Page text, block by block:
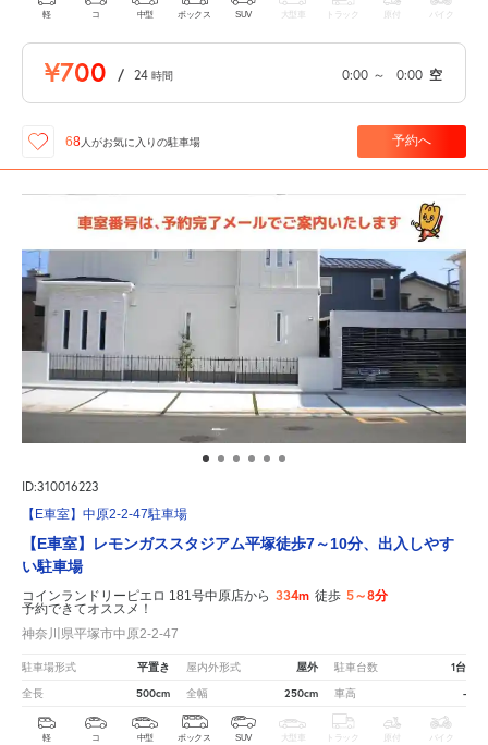
軽 コ 中型 ボックス SUV 大型車 トラック 原付 バイク
¥700 / 24 時間 0:00 ～ 0:00 空
68 人がお気に入りの駐車場 予約へ
ID:310016223
【E車室】中原2-2-47駐車場
【E車室】レモンガススタジアム平塚徒歩7～10分、出入しやす
い駐車場
コインランドリーピエロ 181号中原店から 334m 徒歩 5～8分
予約できてオススメ！
神奈川県平塚市中原2-2-47
駐車場形式 平置き 屋内外形式 屋外 駐車台数 1台
全長 500cm 全幅 250cm 車高 -
軽 コ 中型 ボックス SUV 大型車 トラック 原付 バイク